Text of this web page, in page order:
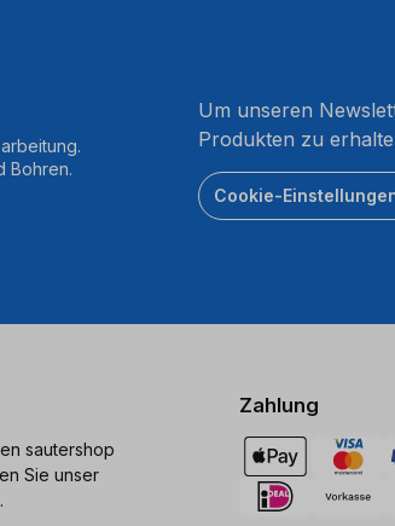
Bohren.
Um unseren
Produkten zu
Cookie-
sautershop
Sie unser
Zahlung